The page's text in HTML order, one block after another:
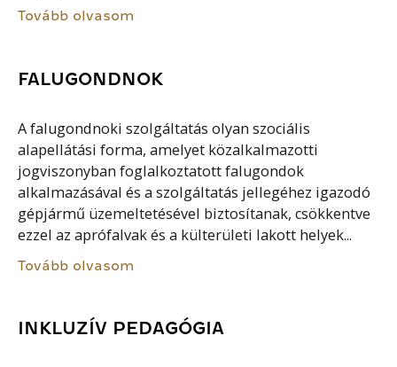
Tovább olvasom
FALUGONDNOK
A falugondnoki szolgáltatás olyan szociális
alapellátási forma, amelyet közalkalmazotti
jogviszonyban foglalkoztatott falugondok
alkalmazásával és a szolgáltatás jellegéhez igazodó
gépjármű üzemeltetésével biztosítanak, csökkentve
ezzel az aprófalvak és a külterületi lakott helyek...
Tovább olvasom
INKLUZÍV PEDAGÓGIA